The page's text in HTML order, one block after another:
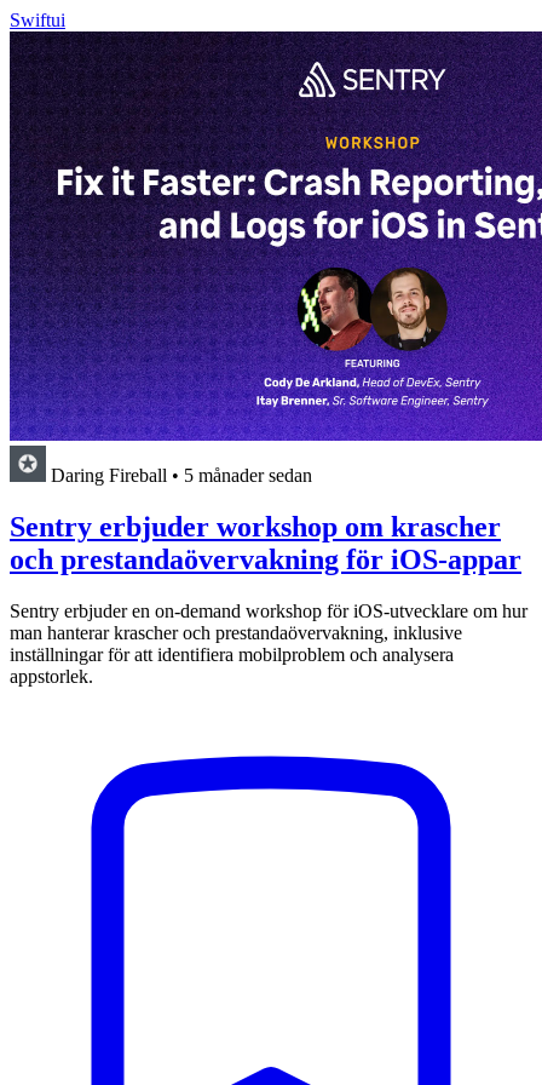
Swiftui
Daring Fireball • 5 månader sedan
Sentry erbjuder workshop om krascher
och prestandaövervakning för iOS-appar
Sentry erbjuder en on-demand workshop för iOS-utvecklare om hur
man hanterar krascher och prestandaövervakning, inklusive
inställningar för att identifiera mobilproblem och analysera
appstorlek.